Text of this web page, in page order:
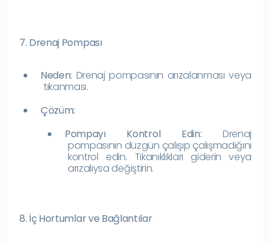
7. Drenaj Pompası
Neden: Drenaj pompasının arızalanması veya
tıkanması.
Çözüm:
Pompayı Kontrol Edin: Drenaj
pompasının düzgün çalışıp çalışmadığını
kontrol edin. Tıkanıklıkları giderin veya
arızalıysa değiştirin.
8. İç Hortumlar ve Bağlantılar